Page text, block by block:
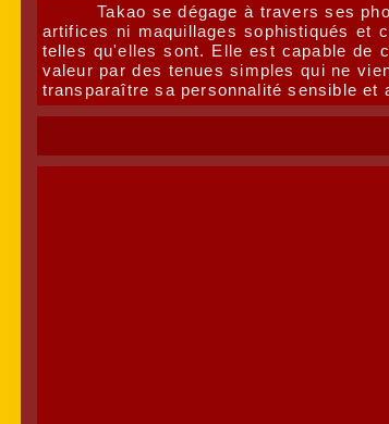
Takao se dégage à travers ses
artifices ni maquillages sophistiqués et
telles qu'elles sont. Elle est capable de
valeur par des tenues simples qui ne
transparaître sa personnalité sensible et